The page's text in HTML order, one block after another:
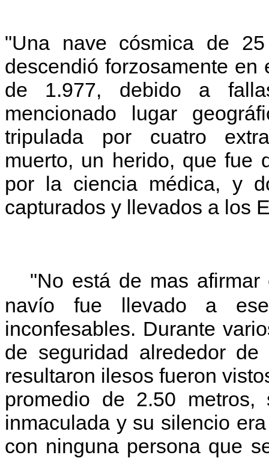
"Una nave cósmica de
descendió forzosamente en
de 1.977, debido a
mencionado lugar
tripulada por cuatro
muerto, un herido, que fue
por la ciencia médica, y
capturados y llevados a los
"No está de mas afirmar
navío fue llevado a
inconfesables. Durante
de seguridad alrededor
resultaron ilesos fueron
promedio de 2.50
inmaculada y su silencio
con ninguna persona que